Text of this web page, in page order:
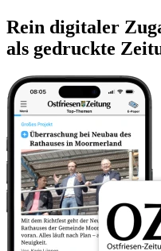
Rein digitaler
als gedruckte